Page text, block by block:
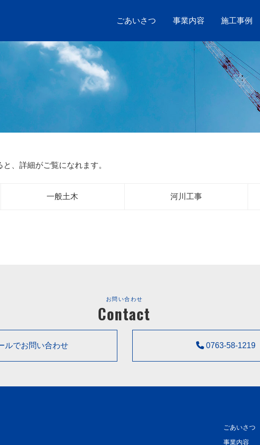
ごあいさつ 事業内容 施工事例
、詳細がご覧になれます。
一般土木 河川工事
お問い合わせ
Contact
ルでお問い合わせ 0763-58-1219
ごあいさつ
事業内容